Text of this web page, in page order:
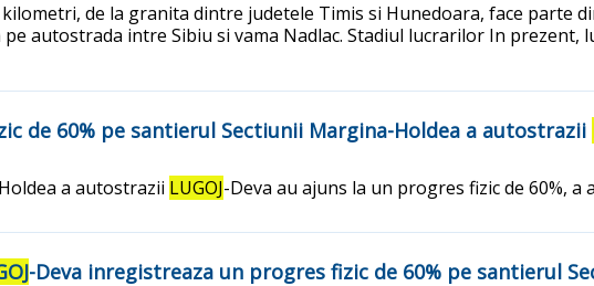
de la granita dintre judetele Timis si Hunedoara, face parte
autostrada intre Sibiu si vama Nadlac. Stadiul lucrarilor In
de 60% pe santierul Sectiunii Margina-Holdea a autostrazii
a autostrazii LUGOJ-Deva au ajuns la un progres fizic de 60%,
-Deva inregistreaza un progres fizic de 60% pe santierul